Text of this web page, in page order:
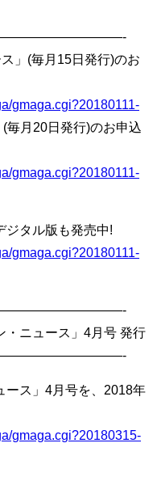
」(毎月15日発行)のお
gmaga.cgi?20180111-
毎月20日発行)のお申込
gmaga.cgi?20180111-
タル版も発売中!
gmaga.cgi?20180111-
ニュース」4月号 発行
ース」4月号を、2018年
gmaga.cgi?20180315-